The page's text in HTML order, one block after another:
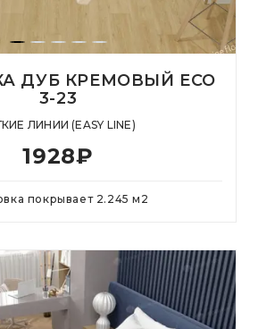
ДУБ КРЕМОВЫЙ ECO
3-23
ЛИНИИ (EASY LINE)
1928₽
покрывает 2.245 м 2